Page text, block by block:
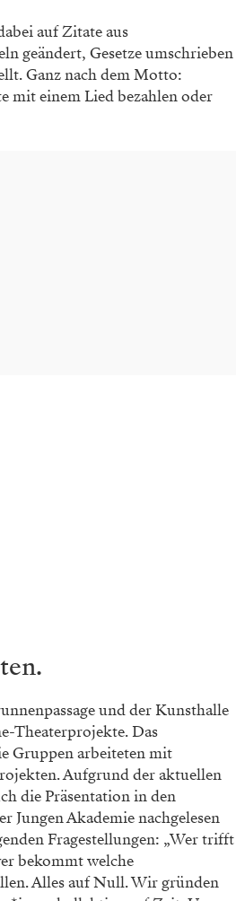
auf Zitate aus
geändert, Gesetze umschrieben
Ganz nach dem Motto:
mit einem Lied bezahlen oder
und der Kunsthalle
Theaterprojekte. Das
Gruppen arbeiteten mit
Aufgrund der aktuellen
die Präsentation in den
Jungen Akademie nachgelesen
Fragestellungen: „Wer trifft
bekommt welche
Alles auf Null. Wir gründen